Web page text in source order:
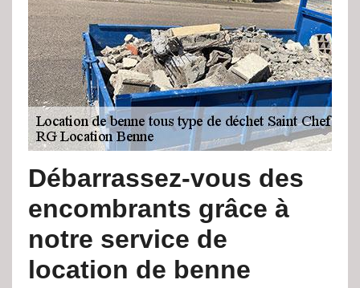
Débarrassez-vous des
encombrants grâce à
notre service de
location de benne